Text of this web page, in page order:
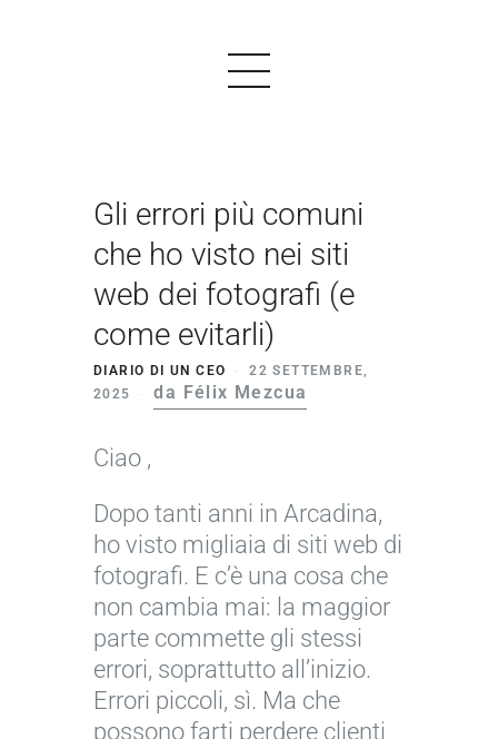
PRODOTTI
ESEMPI
TESTIMONIALS
PREZZI
LOGIN
Gli errori più comuni
che ho visto nei siti
web dei fotografi (e
come evitarli)
DIARIO DI UN CEO
22 SETTEMBRE,
2025
da Félix Mezcua
Ciao ,
Dopo tanti anni in Arcadina,
ho visto migliaia di siti web di
fotografi. E c’è una cosa che
non cambia mai: la maggior
parte commette gli stessi
errori, soprattutto all’inizio.
Errori piccoli, sì. Ma che
possono farti perdere clienti